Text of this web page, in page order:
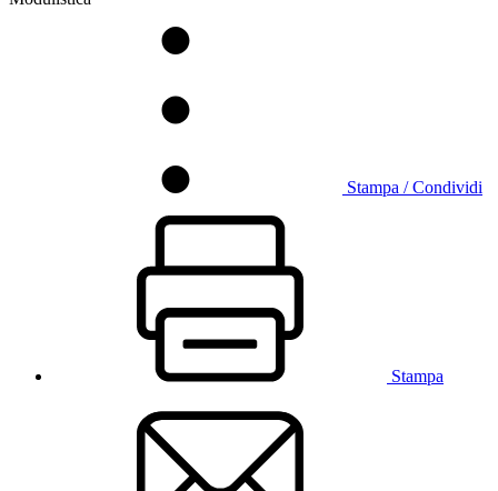
Stampa / Condividi
Stampa